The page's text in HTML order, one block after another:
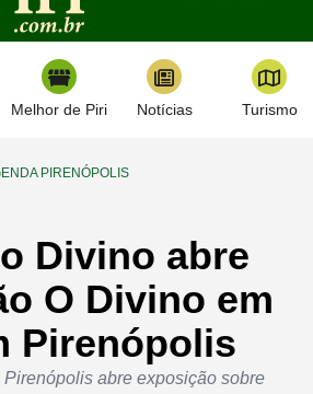
Melhor de Piri Notícias Turismo
PIRENÓPOLIS
Divino abre
O Divino em
Pirenópolis
abre exposição sobre